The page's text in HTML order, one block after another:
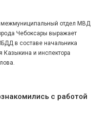
отдел МВД
Чебоксары выражает
в составе начальника
Казыкина и инспектора
с работой